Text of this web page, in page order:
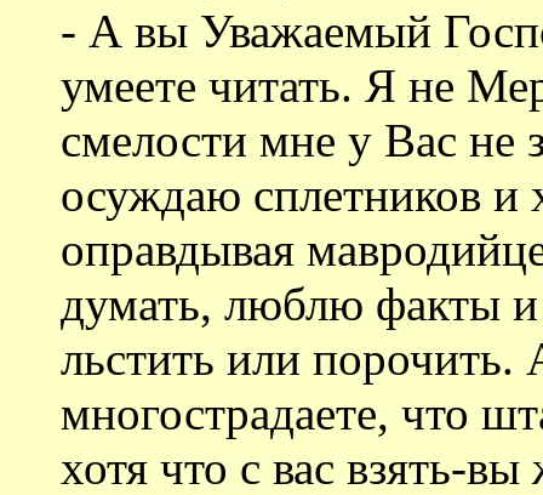
- А вы Уважаемый
умеете читать. Я не
смелости мне у Вас не
осуждаю сплетников и
оправдывая
думать, люблю факты и
льстить или порочить.
многострадаете, что
хотя что с вас взять-